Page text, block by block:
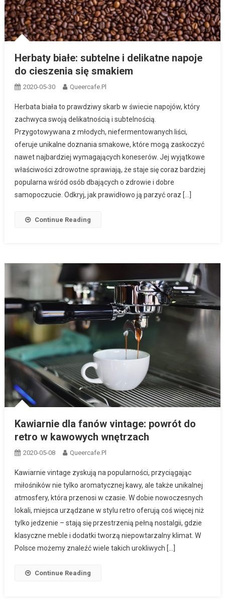
Herbaty białe: subtelne i delikatne napoje
do cieszenia się smakiem
2020-05-30 Queercafe.pl
Herbata biała to prawdziwy skarb w świecie napojów, który
zachwyca swoją delikatnością i subtelnością.
Przygotowywana z młodych, niefermentowanych liści,
oferuje unikalne doznania smakowe, które mogą zaskoczyć
nawet najbardziej wymagających koneserów. Jej wyjątkowe
właściwości zdrowotne sprawiają, że staje się coraz bardziej
popularna wśród osób dbających o zdrowie i dobre
samopoczucie. Odkryj, jak prawidłowo ją parzyć oraz […]
Continue Reading
Kawiarnie dla fanów vintage: powrót do
retro w kawowych wnętrzach
2020-05-08 Queercafe.pl
Kawiarnie vintage zyskują na popularności, przyciągając
miłośników nie tylko aromatycznej kawy, ale także unikalnej
atmosfery, która przenosi w czasie. W dobie nowoczesnych
lokali, miejsca urządzane w stylu retro oferują coś więcej niż
tylko jedzenie – stają się przestrzenią pełną nostalgii, gdzie
klasyczne meble i dodatki tworzą niepowtarzalny klimat. W
Polsce możemy znaleźć wiele takich urokliwych […]
Continue Reading